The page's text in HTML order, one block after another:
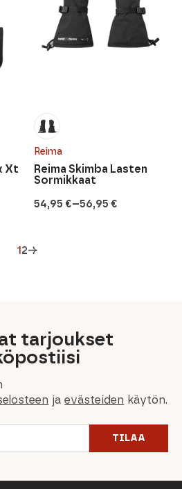
Xt
Reima
54,95 €–56,95 €
Hintaluokka:
Reima Skimba Lasten
Sormikkaat
12→
tarjoukset
jaevästeiden käytön.
TILAA